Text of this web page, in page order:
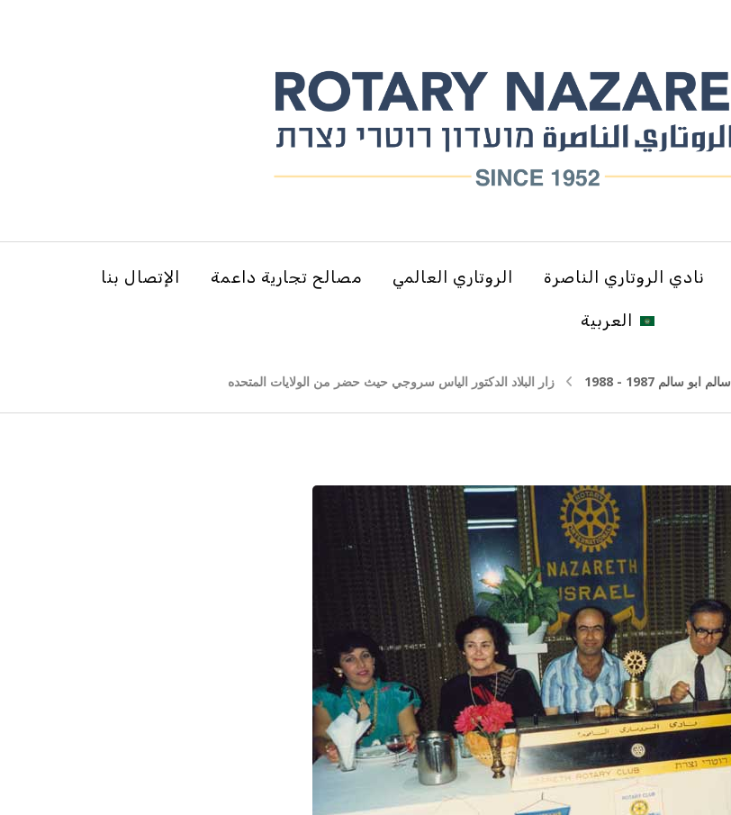
نادي الروتاري الناصرة الروتاري العالمي مصالح تجارية داعمة الإتصال بنا
العربية
سالم ابو سالم 1987 - 1988 زار البلاد الدكتور الياس سروجي حيث حضر من الولايات المتحده